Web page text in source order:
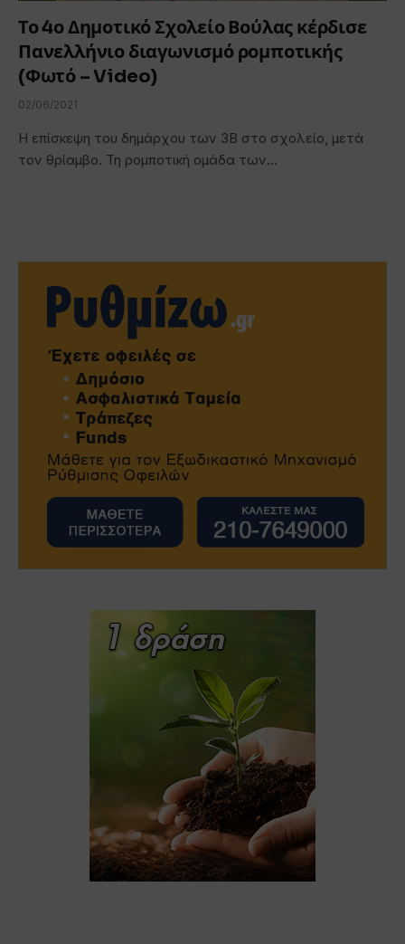
Το 4ο Δημοτικό Σχολείο Βούλας κέρδισε
Πανελλήνιο διαγωνισμό ρομποτικής
(Φωτό – Video)
02/06/2021
Η επίσκεψη του δημάρχου των 3Β στο σχολείο, μετά
τον θρίαμβο. Τη ρομποτική ομάδα των…